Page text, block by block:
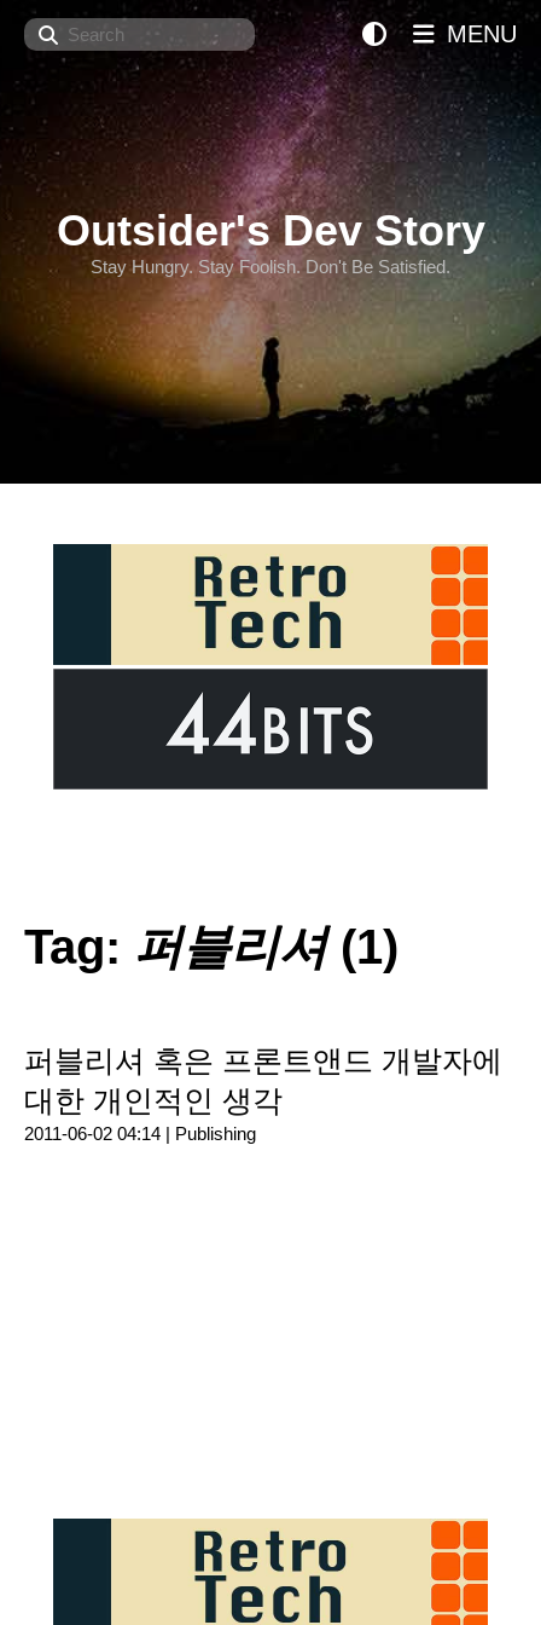
Search
Outsider's Dev Story
Stay Hungry. Stay Foolish. Don't Be Satisfied.
MENU
Tag: 퍼블리셔(1)
퍼블리셔 혹은 프론트앤드 개발자에
대한 개인적인 생각
2011-06-02 04:14 | Publishing